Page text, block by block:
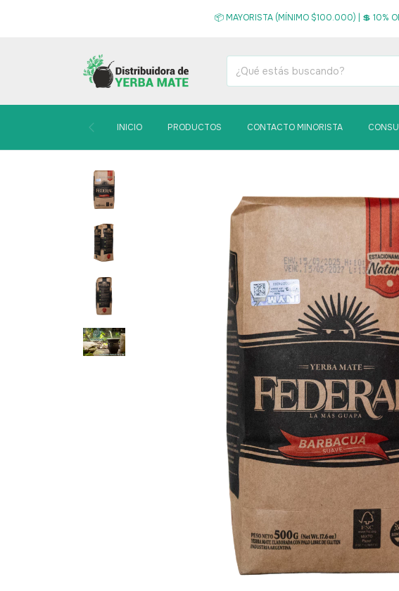
📦 MAYORISTA (MÍNIMO $100.000) | 💲 10%
INICIO PRODUCTOS CONTACTO MINORISTA